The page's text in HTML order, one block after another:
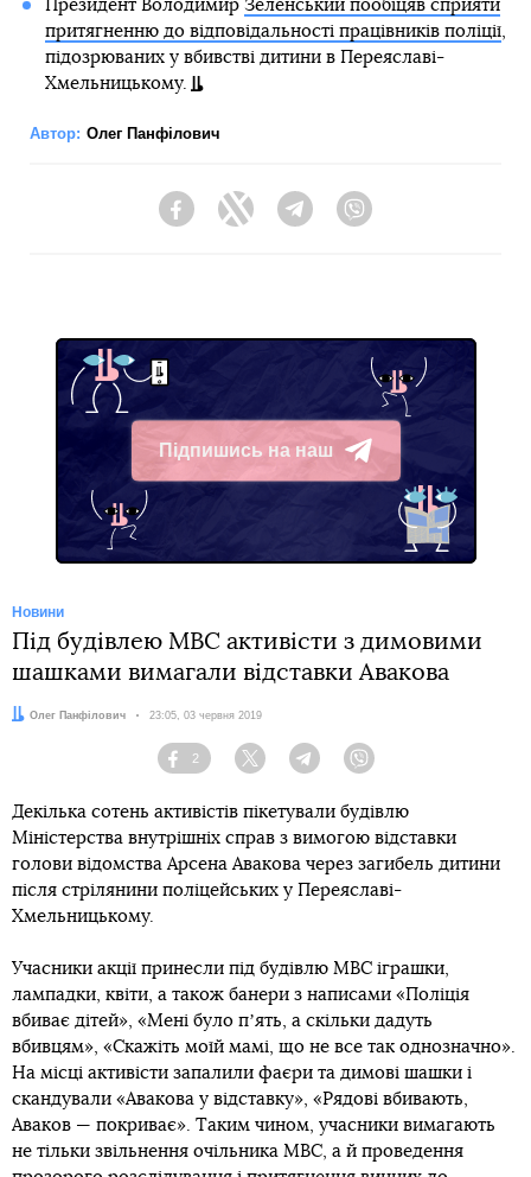
Президент Володимир Зеленський пообіцяв сприяти
притягненню до відповідальності працівників поліції,
підозрюваних у вбивстві дитини в Переяславі-
Хмельницькому.
Автор: Олег Панфілович
FacebookTwitter Telegram
Підпишись на наш
Telegram
Новини
Під будівлею МВС активісти з димовими
шашками вимагали відставки Авакова
Автор:
Олег Панфілович Дата:
23:05, 03 червня 2019
Facebook
2
Twitter TelegramViber
Декілька сотень активістів пікетували будівлю
Міністерства внутрішніх справ з вимогою відставки
голови відомства Арсена Авакова через загибель дитини
після стрілянини поліцейських у Переяславі-
Хмельницькому.
Учасники акції принесли під будівлю МВС іграшки,
лампадки, квіти, а також банери з написами «Поліція
вбиває дітей», «Мені було пʼять, а скільки дадуть
вбивцям», «Скажіть моїй мамі, що не все так однозначно».
На місці активісти запалили фаєри та димові шашки і
скандували «Авакова у відставку», «Рядові вбивають,
Аваков — покриває». Таким чином, учасники вимагають
не тільки звільнення очільника МВС, а й проведення